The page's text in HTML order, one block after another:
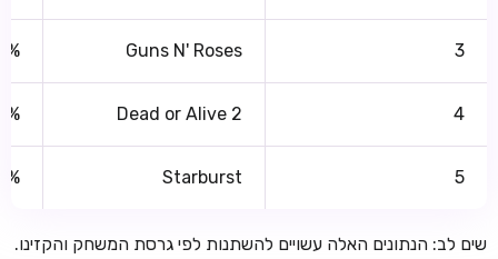
3
Guns N' Roses
4
Dead or Alive 2
5
Starburst
שים לב: הנתונים האלה עשויים להשתנות לפי גרסת המשחק והקזינו.